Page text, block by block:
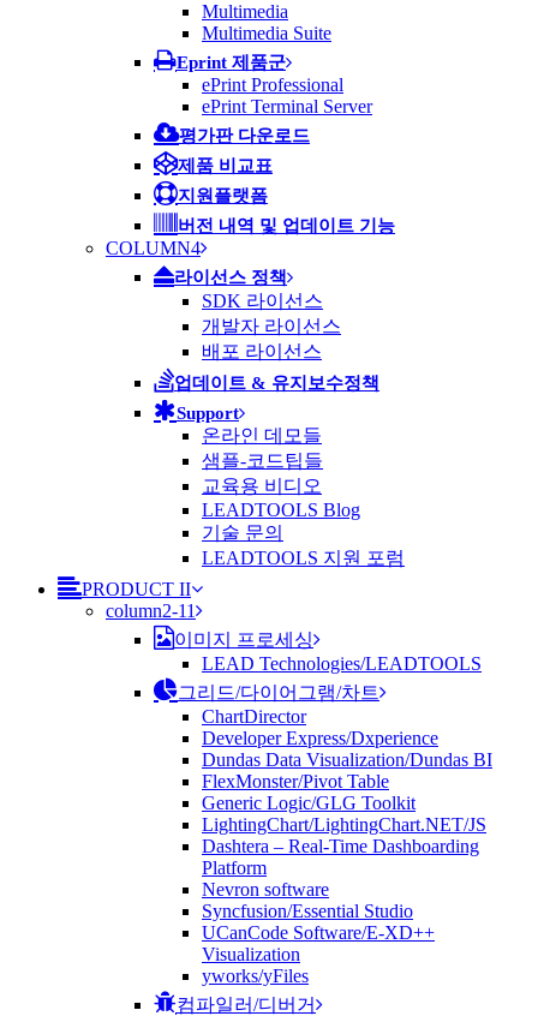
Multimedia
Multimedia Suite
Eprint 제품군
ePrint Professional
ePrint Terminal Server
평가판 다운로드
제품 비교표
지원플랫폼
버전 내역 및 업데이트 기능
COLUMN4
라이선스 정책
SDK 라이선스
개발자 라이선스
배포 라이선스
업데이트 & 유지보수정책
Support
온라인 데모들
샘플-코드팁들
교육용 비디오
LEADTOOLS Blog
기술 문의
LEADTOOLS 지원 포럼
PRODUCT II
column2-11
이미지 프로세싱
LEAD Technologies/LEADTOOLS
그리드/다이어그램/차트
ChartDirector
Developer Express/Dxperience
Dundas Data Visualization/Dundas BI
FlexMonster/Pivot Table
Generic Logic/GLG Toolkit
LightingChart/LightingChart.NET/JS
Dashtera – Real-Time Dashboarding
Platform
Nevron software
Syncfusion/Essential Studio
UCanCode Software/E-XD++
Visualization
yworks/yFiles
컴파일러/디버거